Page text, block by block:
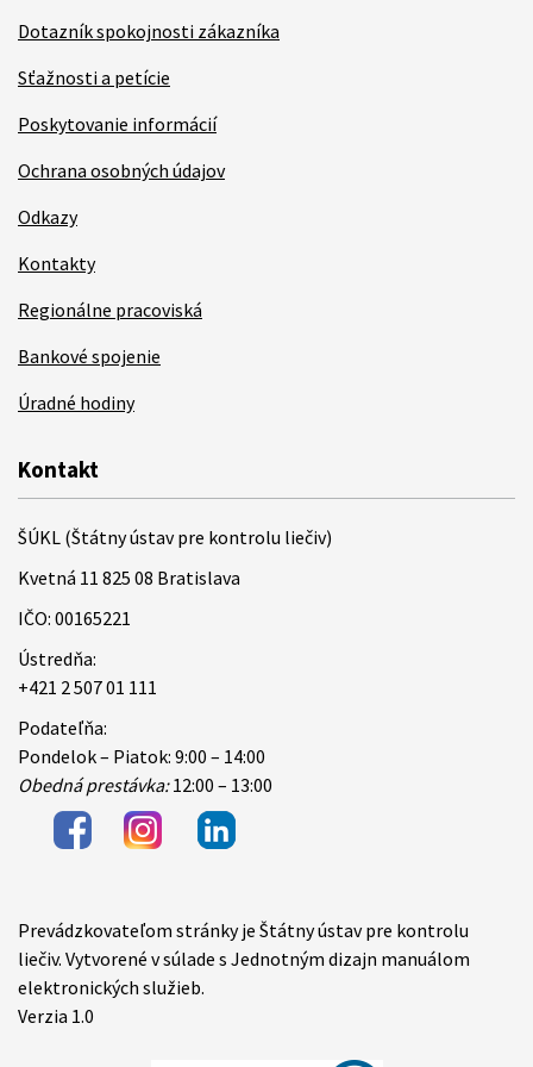
Dotazník spokojnosti zákazníka
Sťažnosti a petície
Poskytovanie informácií
Ochrana osobných údajov
Odkazy
Kontakty
Regionálne pracoviská
Bankové spojenie
Úradné hodiny
Kontakt
ŠÚKL (Štátny ústav pre kontrolu liečiv)
Kvetná 11 825 08 Bratislava
IČO: 00165221
Ústredňa:
+421 2 507 01 111
Podateľňa:
Pondelok – Piatok: 9:00 – 14:00
Obedná prestávka:12:00 – 13:00
Items
Prevádzkovateľom stránky je Štátny ústav pre kontrolu
liečiv. Vytvorené v súlade s Jednotným dizajn manuálom
elektronických služieb.
Verzia 1.0